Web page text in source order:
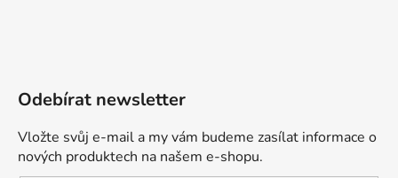
Odebírat newsletter
Vložte svůj e-mail a my vám budeme zasílat informace o
nových produktech na našem e-shopu.